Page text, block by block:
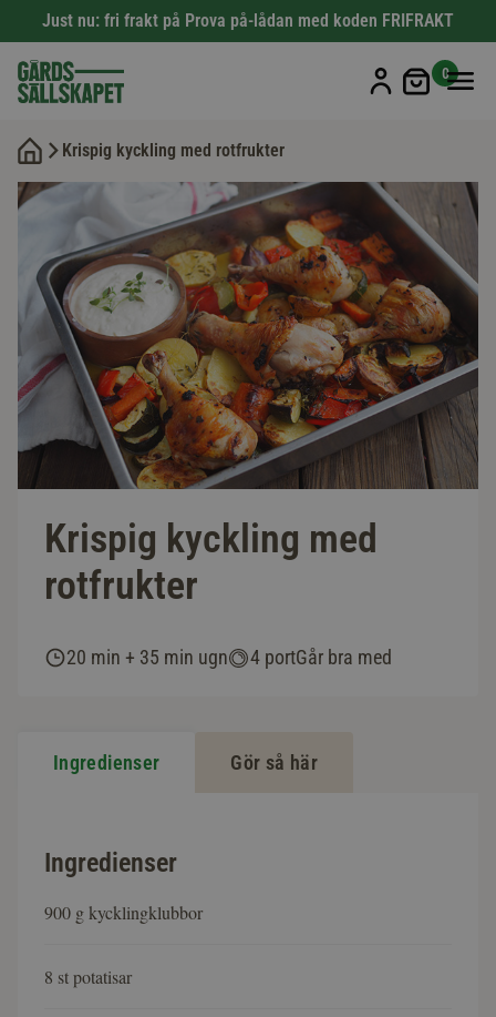
Just nu: fri frakt på Prova på-lådan med koden FRIFRAKT
Min
0
Krispig kyckling med rotfrukter
Krispig kyckling med
rotfrukter
20 min + 35 min ugn 4 portGår bra med
Ingredienser Gör så här
Ingredienser
900 g kycklingklubbor
8 st potatisar